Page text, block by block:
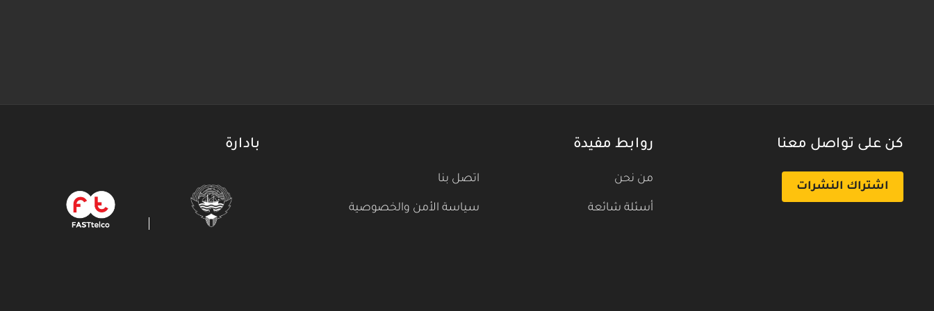
كن على تواصل معنا
اشتراك النشرات
روابط مفيدة
من نحن
أسئلة شائعة
اتصل بنا
سياسة الأمن والخصوصية
بادارة